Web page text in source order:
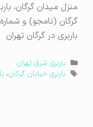
منزل میدان گرگان، باربری
گرگان (نامجو) و شماره
باربری در گرگان تهران
دسته‌ها
باربری شرق تهران
برچسب‌ها
باربری خیابان گرکان،